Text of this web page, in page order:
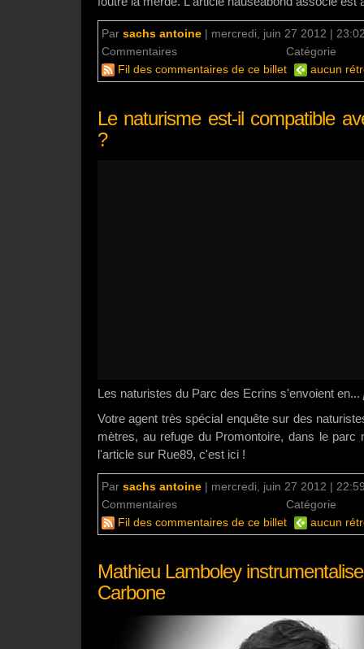
Par sachs antoine | mercredi, juin 27 2012 |
Commentaires
Catégorie
Fil des commentaires de ce billet
aucun
Le naturisme est-il compatible
?
Les naturistes du Parc des Ecrins s'envoient en...
Votre agent très spécial enquête sur des
mètres, au refuge du Promontoire, dans le parc
l'article sur Rue89, c'est ici !
Par sachs antoine | mercredi, juin 27 2012 |
Commentaires
Catégorie
Fil des commentaires de ce billet
aucun
Mathieu Lamboley
Carbone